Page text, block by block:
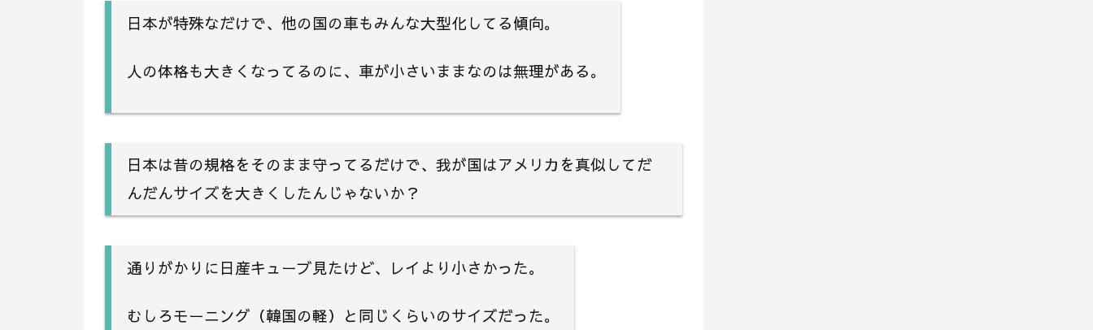
日本が特殊なだけで、他の国の車もみんな大型化してる傾向。
人の体格も大きくなってるのに、車が小さいままなのは無理がある。
日本は昔の規格をそのまま守ってるだけで、我が国はアメリカを真似してだ
んだんサイズを大きくしたんじゃないか？
通りがかりに日産キューブ見たけど、レイより小さかった。
むしろモーニング（韓国の軽）と同じくらいのサイズだった。